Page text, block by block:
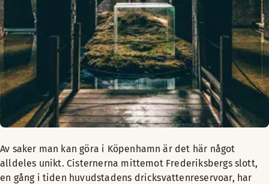
Av saker man kan göra i Köpenhamn är det här något
alldeles unikt. Cisternerna mittemot Frederiksbergs slott,
en gång i tiden huvudstadens dricksvattenreservoar, har